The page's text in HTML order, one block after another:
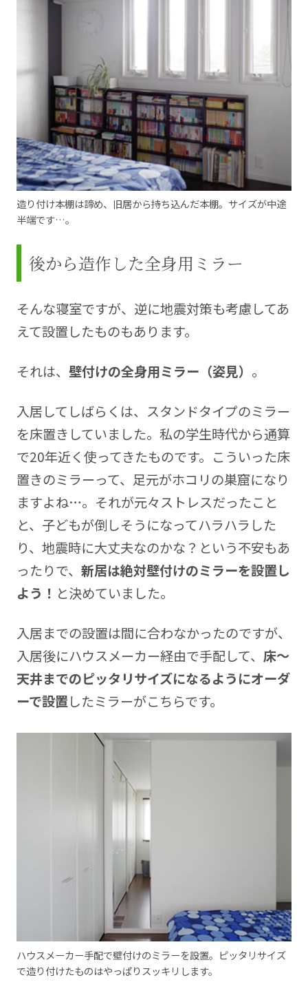
造り付け本棚は諦め、旧居から持ち込んだ本棚。サイズが中途
半端です…。
後から造作した全身用ミラー
そんな寝室ですが、逆に地震対策も考慮してあ
えて設置したものもあります。
それは、 壁付けの全身用ミラー（姿見） 。
入居してしばらくは、スタンドタイプのミラー
を床置きしていました。私の学生時代から通算
で20年近く使ってきたものです。こういった床
置きのミラーって、足元がホコリの巣窟になり
ますよね…。それが元々ストレスだったこと
と、子どもが倒しそうになってハラハラした
り、地震時に大丈夫なのかな？という不安もあ
ったりで、 新居は絶対壁付けのミラーを設置し
よう！ と決めていました。
入居までの設置は間に合わなかったのですが、
入居後にハウスメーカー経由で手配して、 床～
天井までのピッタリサイズになるようにオーダ
ーで設置したミラーがこちらです。
ハウスメーカー手配で壁付けのミラーを設置。ピッタリサイズ
で造り付けたものはやっぱりスッキリします。